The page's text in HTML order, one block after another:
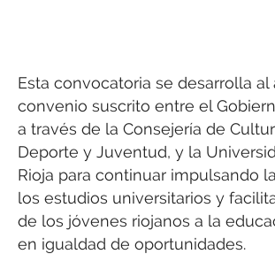
Esta convocatoria se desarrolla al
convenio suscrito entre el
a través de la Consejería de
Deporte y Juventud, y la
Rioja para continuar impulsando
los estudios universitarios y
de los jóvenes riojanos a la
en igualdad de oportunidades.